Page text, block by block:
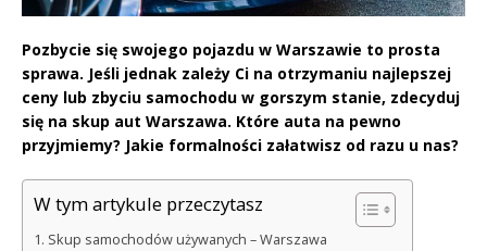
Pozbycie się swojego pojazdu w Warszawie to prosta
sprawa. Jeśli jednak zależy Ci na otrzymaniu najlepszej
ceny lub zbyciu samochodu w gorszym stanie, zdecyduj
się na skup aut Warszawa. Które auta na pewno
przyjmiemy? Jakie formalności załatwisz od razu u nas?
W tym artykule przeczytasz
Skup samochodów używanych – Warszawa